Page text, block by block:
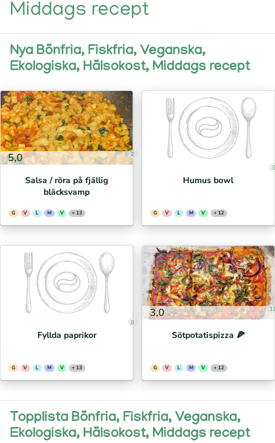
Middags recept
Nya Bönfria, Fiskfria, Veganska,
Ekologiska, Hälsokost, Middags recept
5,0 2
Salsa / röra på fjällig
bläcksvamp
G V L M V + 13
Humus bowl
G V L M V + 12
0
Fyllda paprikor
G V L M V + 13
3,0
Sötpotatispizza 🍕⁣
G V L M V + 12
Topplista Bönfria, Fiskfria, Veganska,
Ekologiska, Hälsokost, Middags recept